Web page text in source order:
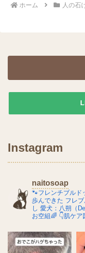
ホーム
人の石
Instagram
naitosoap
🐾フレンチブルド
歩んできた フレ
し 愛犬：八朔（
お空組🌈 👇肌ケ